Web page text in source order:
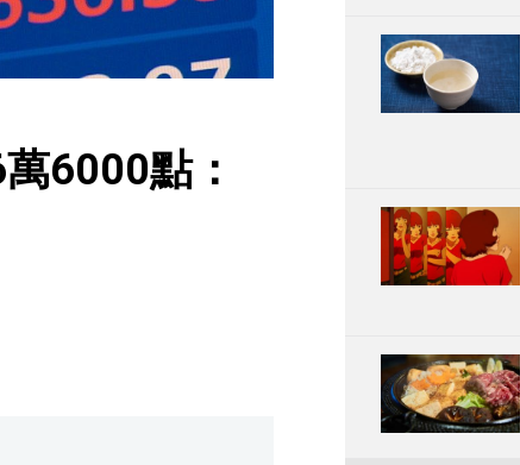
運動
東京
6000點：